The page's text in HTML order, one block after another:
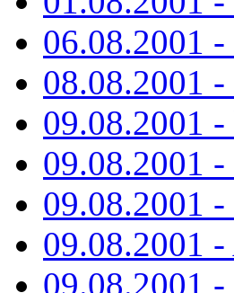
06.08.2001
08.08.2001
09.08.2001
09.08.2001
09.08.2001
09.08.2001 -
09.08.2001 -